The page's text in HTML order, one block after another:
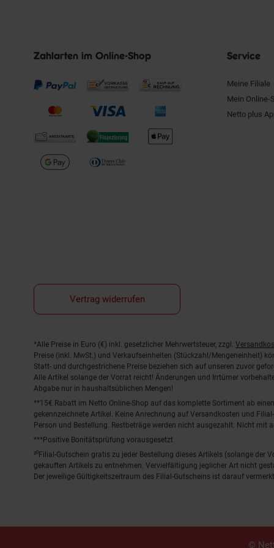
Zahlarten im Online-Shop Service
Meine Filiale
Mein Online-
Netto plus
Vertrag widerrufen
Fußnoten
*Alle Preise in Euro (€) inkl. gesetzlicher Mehrwertsteuer, zzgl.
Preise (inkl. MwSt.) und Verkaufseinheiten (Stückzahl/Mengeneinheit)
Statt- und durchgestrichene Preise beziehen sich auf unseren zuvor
Alle Artikel solange der Vorrat reicht! Änderungen und Irrtümer
Abgabe nur in haushaltsüblichen Mengen!
**15€ Rabatt im Netto Online-Shop auf das komplette Sortiment ab
gekennzeichnete Artikel. Keine Anrechnung auf Versandkosten und
Person und Bestellung. Restbeträge werden nicht ausgezahlt. Nicht mit
***Positive Bonitätsprüfung vorausgesetzt
²⁰Filial-Gutschein gratis zu jeder Bestellung dieses Artikels (solange
gekauften Artikels zu entnehmen. Vervielfältigung jeglicher Art nicht
Der jeweilige Gültigkeitszeitraum des Filial-Gutscheins ist darauf vermerkt.